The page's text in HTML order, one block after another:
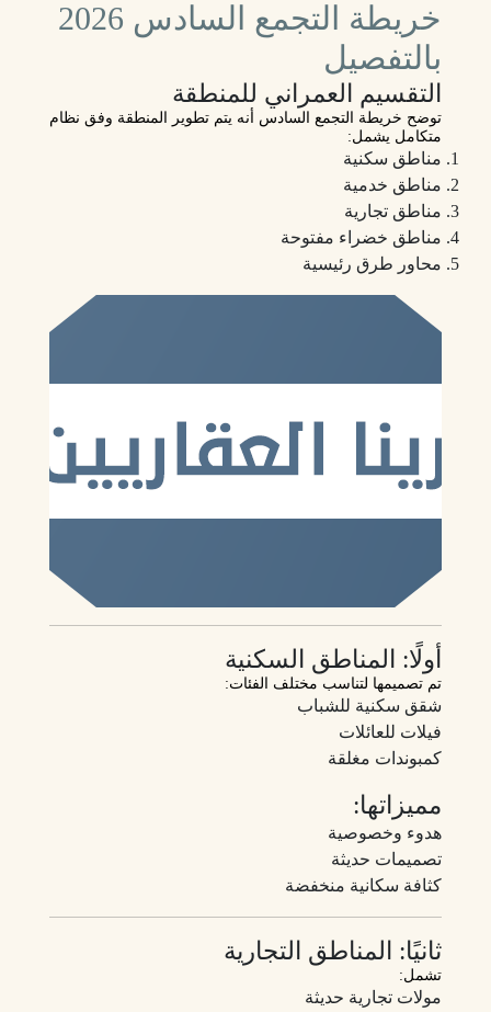
خريطة التجمع السادس 2026
بالتفصيل
التقسيم العمراني للمنطقة
توضح خريطة التجمع السادس أنه يتم تطوير المنطقة وفق نظام
متكامل يشمل:
مناطق سكنية
مناطق خدمية
مناطق تجارية
مناطق خضراء مفتوحة
محاور طرق رئيسية
أولًا: المناطق السكنية
تم تصميمها لتناسب مختلف الفئات:
شقق سكنية للشباب
فيلات للعائلات
كمبوندات مغلقة
مميزاتها:
هدوء وخصوصية
تصميمات حديثة
كثافة سكانية منخفضة
ثانيًا: المناطق التجارية
تشمل:
مولات تجارية حديثة